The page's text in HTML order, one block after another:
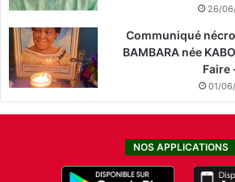
26/
Communiqué
BAMBARA née
Faire
01/
NOS APPLICATIONS